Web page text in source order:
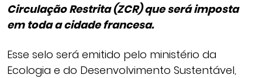
Circulação Restrita (ZCR) que será imposta
em toda a cidade francesa.
Esse selo será emitido pelo ministério da
Ecologia e do Desenvolvimento Sustentável,